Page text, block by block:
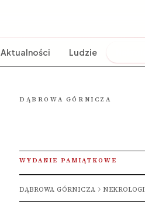
Aktualności Ludzie
DĄBROWA GÓRNICZA
WYDANIE PAMIĄTKOWE
DĄBROWA GÓRNICZA NEKROLOGI